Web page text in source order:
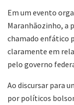
Em um evento
Maranhãozinho, a
chamado enfático
claramente em
pelo governo
Ao discursar para
por políticos